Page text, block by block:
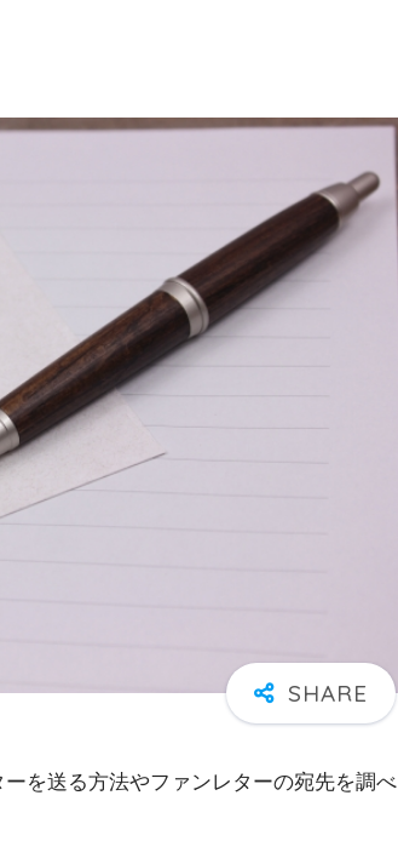
を送る方法やファンレターの宛先を調べ